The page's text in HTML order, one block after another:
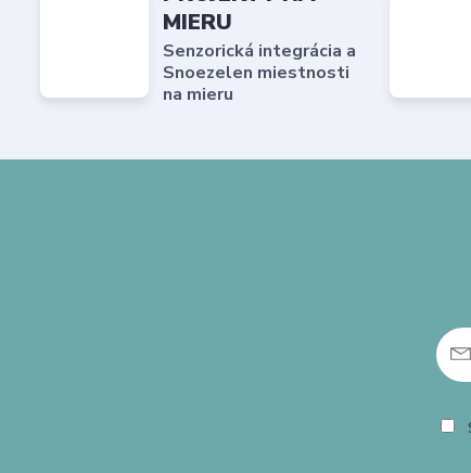
MIERU
Senzorická integrácia a
Snoezelen miestnosti
na mieru